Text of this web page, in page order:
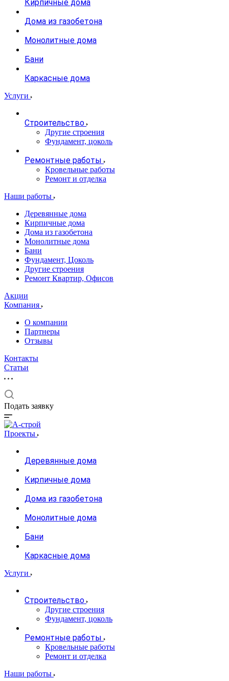
Кирпичные дома
Дома из газобетона
Монолитные дома
Бани
Каркасные дома
Услуги
Строительство
Другие строения
Фундамент, цоколь
Ремонтные работы
Кровельные работы
Ремонт и отделка
Наши работы
Деревянные дома
Кирпичные дома
Дома из газобетона
Монолитные дома
Бани
Фундамент, Цоколь
Другие строения
Ремонт Квартир, Офисов
Акции
Компания
О компании
Партнеры
Отзывы
Контакты
Статьи
Подать заявку
Проекты
Деревянные дома
Кирпичные дома
Дома из газобетона
Монолитные дома
Бани
Каркасные дома
Услуги
Строительство
Другие строения
Фундамент, цоколь
Ремонтные работы
Кровельные работы
Ремонт и отделка
Наши работы